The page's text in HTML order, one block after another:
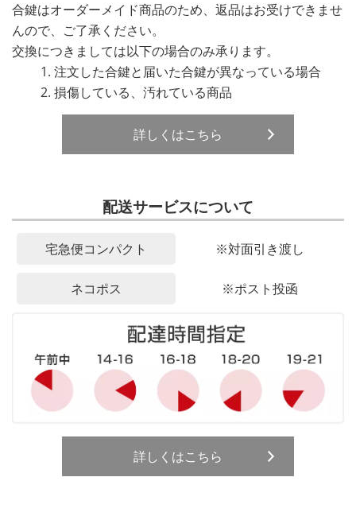
合鍵はオーダーメイド商品のため、返品はお受けできませ
んので、ご了承ください。
交換につきましては以下の場合のみ承ります。
注文した合鍵と届いた合鍵が異なっている場合
損傷している、汚れている商品
詳しくはこちら
配送サービスについて
宅急便コンパクト ※対面引き渡し
ネコポス ※ポスト投函
詳しくはこちら